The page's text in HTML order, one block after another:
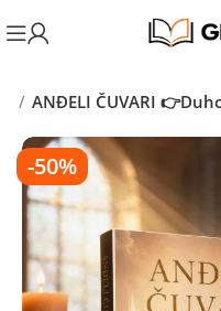
ANĐELI ČUVARI
-50%